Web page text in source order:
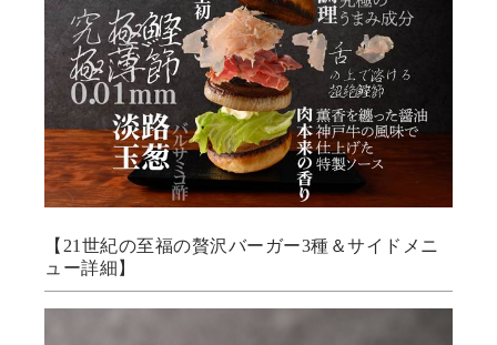
【21世紀の⾄福の贅沢バーガー3種＆サイドメニ
ュー詳細】